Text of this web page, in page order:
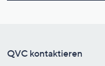
QVC kontaktieren